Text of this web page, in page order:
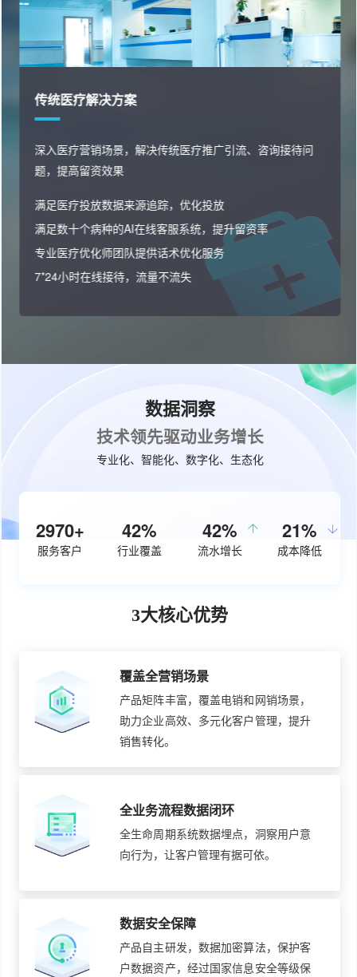
消费医疗解决方案
快速私域沉淀，精准用户画像分析，洞察潜客痛点高效邀
约转化，业绩增长
精准筛选优质投放渠道，让线索更精准
线索分配，网销沉淀私域，电销跟进邀约
多种私域运营玩法，激活转化，催化复购
用户全流程行为洞察与分析
数据洞察
技术领先驱动业务增长
专业化、智能化、数字化、生态化
3750+
服务客户
55%
行业覆盖
50%
流水增长
27%
成本降低
3大核心优势
覆盖全营销场景
产品矩阵丰富，覆盖电销和网销场景，
助力企业高效、多元化客户管理，提升
销售转化。
全业务流程数据闭环
全生命周期系统数据埋点，洞察用户意
向行为，让客户管理有据可依。
数据安全保障
产品自主研发，数据加密算法，保护客
户数据资产，经过国家信息安全等级保